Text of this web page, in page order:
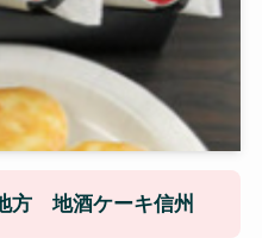
方 地酒ケーキ信州